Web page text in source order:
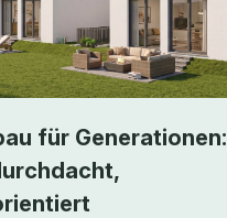
für Generationen: